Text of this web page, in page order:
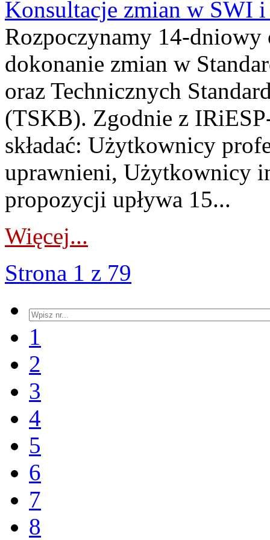
Konsultacje zmian w SWI
Rozpoczynamy 14-
dokonanie zmian w
oraz Technicznych
(TSKB). Zgodnie z
składać: Użytkownicy
uprawnieni, Użytkownicy
propozycji upływa 15...
Więcej...
Strona 1 z 79
1
2
3
4
5
6
7
8